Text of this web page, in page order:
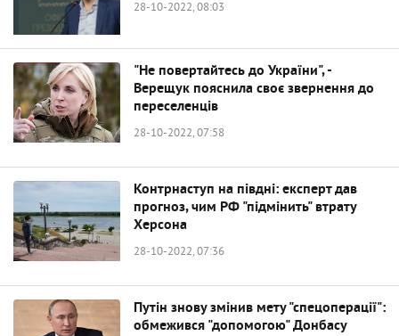
28-10-2022, 08:03
"Не повертайтесь до України", -
Верещук пояснила своє звернення до
переселенців
28-10-2022, 07:58
Контрнаступ на півдні: експерт дав
прогноз, чим РФ "підмінить" втрату
Херсона
28-10-2022, 07:36
Путін знову змінив мету "спецоперації":
обмежився "допомогою" Донбасу